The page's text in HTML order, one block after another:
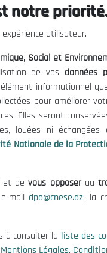
utiles
des Données
National
notre
utilisateur.
Social et
de vos données
informationnel
pour améliorer
Elles seront
louées ni
Nationale de la
devous opposerau
mail dpo@cnese.dz, la
à consulter la liste des
Légales,